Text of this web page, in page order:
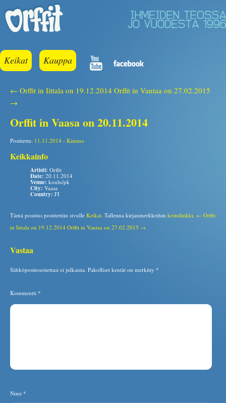
Keikat Kauppa
← Orffit in Iittala on 19.12.2014 Orffit in Vantaa on 27.02.2015
→
Orffit in Vaasa on 20.11.2014
Postitettu: 11.11.2014 - Kimmo
Keikkainfo
Artisti: Orffit
Date: 20.11.2014
Venue: koulu/pk
City: Vaasa
Country: FI
Tämä postitus postitettiin sivulle Keikat . Tallenna kirjanmerkkeihin kestolinkki ← Orffit
in Iittala on 19.12.2014 Orffit in Vantaa on 27.02.2015 →
Vastaa
Sähköpostiosoitettasi ei julkaista. Pakolliset kentät on merkitty *
Kommentti *
Nimi *